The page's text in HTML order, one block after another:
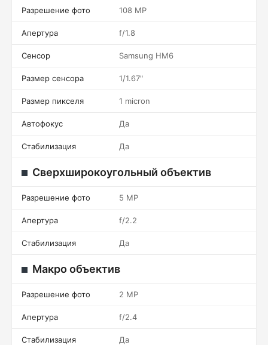
Разрешение фото 108 MP
Апертура f/1.8
Сенсор Samsung HM6
Размер сенсора 1/1.67"
Размер пикселя 1 micron
Автофокус Да
Стабилизация Да
Сверхширокоугольный объектив
Разрешение фото 5 MP
Апертура f/2.2
Стабилизация Да
Макро объектив
Разрешение фото 2 MP
Апертура f/2.4
Стабилизация Да